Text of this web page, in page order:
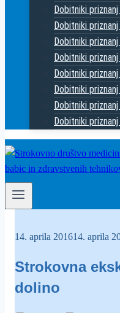
Dobitniki
Dobitniki
Dobitniki
Dobitniki
Dobitniki
Dobitniki
Dobitniki
Dobitniki
14. aprila 201614. aprila
Strokovna
dolino